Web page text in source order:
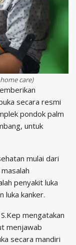
care)
secara resmi
pondok palm
untuk
mulai dari
penyakit luka
luka kanker.
mengatakan
menjawab
secara mandiri